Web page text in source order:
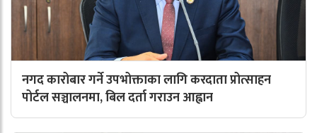
नगद कारोबार गर्ने उपभोक्ताका लागि करदाता प्रोत्साहन
पोर्टल सञ्चालनमा, बिल दर्ता गराउन आह्वान